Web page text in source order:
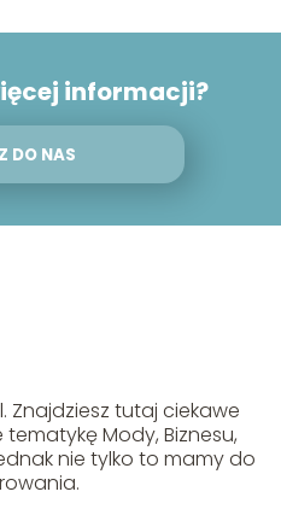
informacji?
DO NAS
Znajdziesz tutaj ciekawe
Mody, Biznesu,
nie tylko to mamy do